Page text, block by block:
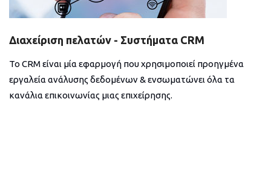
Διαχείριση πελατών - Συστήματα CRM
Το CRM είναι μία εφαρμογή που χρησιμοποιεί προηγμένα
εργαλεία ανάλυσης δεδομένων & ενσωματώνει όλα τα
κανάλια επικοινωνίας μιας επιχείρησης.